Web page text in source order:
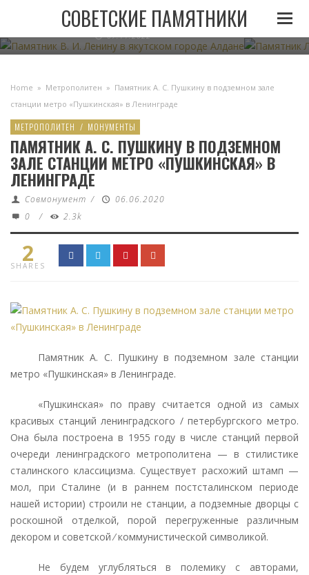
СОВЕТСКИЕ ПАМЯТНИКИ
ПАМЯТНИК В. И. ЛЕНИНУ В ЯКУТСКОМ ГОРОДЕ
АЛДАНЕ
07.11.2022
Home » Метрополитен » Памятник А. С. Пушкину в подземном зале
станции метро «Пушкинская» в Ленинграде
МЕТРОПОЛИТЕН / МОНУМЕНТЫ
ПАМЯТНИК А. С. ПУШКИНУ В ПОДЗЕМНОМ
ЗАЛЕ СТАНЦИИ МЕТРО «ПУШКИНСКАЯ» В
ЛЕНИНГРАДЕ
Совмонумент /
06.06.2020
0
/ 2.3k
2
SHARES
Памятник А. С. Пушкину в подземном зале станции
метро «Пушкинская» в Ленинграде.
«Пушкинская» по праву считается одной из самых
красивых станций ленинградского / петербургского метро.
Она была построена в 1955 году в числе станций первой
очереди ленинградского метрополитена — в стилистике
сталинского классицизма. Существует расхожий штамп —
мол, при Сталине (и в раннем постсталинском периоде
нашей истории) строили не станции, а подземные дворцы с
роскошной отделкой, порой перегруженные различным
декором и советской ⁄ коммунистической символикой.
Не будем углубляться в полемику с авторами,